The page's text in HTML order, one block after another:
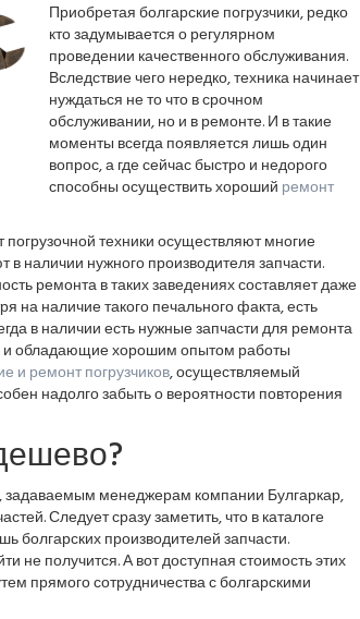
Приобретая болгарские погрузчики, редко
кто задумывается о регулярном
проведении качественного обслуживания.
Вследствие чего нередко, техника начинает
нуждаться не то что в срочном
обслуживании, но и в ремонте. И в такие
моменты всегда появляется лишь один
вопрос, а где сейчас быстро и недорого
способны осуществить хороший ремонт
техники осуществляют многие
наличии нужного производителя запчасти.
ремонта в таких заведениях составляет даже
на наличие такого печального факта, есть
в наличии есть нужные запчасти для ремонта
и обладающие хорошим опытом работы
и ремонт погрузчиков, осуществляемый
надолго забыть о вероятности повторения
задаваемым менеджерам компании Булгаркар,
Следует сразу заметить, что в каталоге
болгарских производителей запчасти.
не получится. А вот доступная стоимость этих
прямого сотрудничества с болгарскими